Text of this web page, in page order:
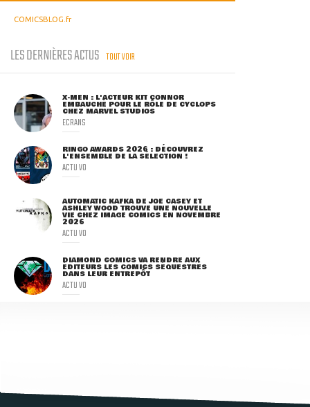
COMICSBLOG.fr
LES DERNIÈRES ACTUS TOUT VOIR
X-MEN : L'ACTEUR KIT CONNOR
EMBAUCHÉ POUR LE RÔLE DE CYCLOPS
CHEZ MARVEL STUDIOS
ECRANS
RINGO AWARDS 2026 : DÉCOUVREZ
L'ENSEMBLE DE LA SÉLECTION !
ACTU VO
AUTOMATIC KAFKA DE JOE CASEY ET
ASHLEY WOOD TROUVE UNE NOUVELLE
VIE CHEZ IMAGE COMICS EN NOVEMBRE
2026
ACTU VO
DIAMOND COMICS VA RENDRE AUX
ÉDITEURS LES COMICS SÉQUESTRÉS
DANS LEUR ENTREPÔT
ACTU VO